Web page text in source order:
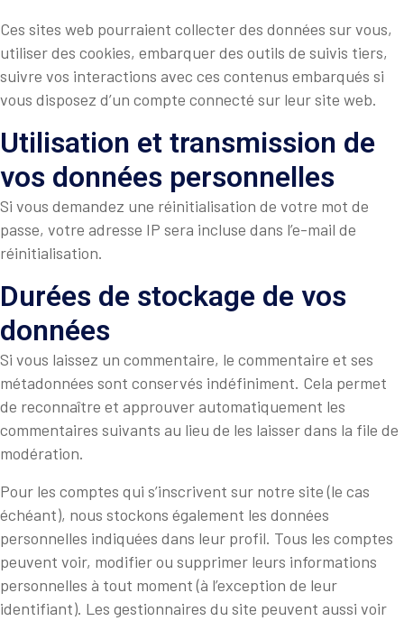
Ces sites web pourraient collecter des données sur vous,
utiliser des cookies, embarquer des outils de suivis tiers,
suivre vos interactions avec ces contenus embarqués si
vous disposez d’un compte connecté sur leur site web.
Utilisation et transmission de
vos données personnelles
Si vous demandez une réinitialisation de votre mot de
passe, votre adresse IP sera incluse dans l’e-mail de
réinitialisation.
Durées de stockage de vos
données
Si vous laissez un commentaire, le commentaire et ses
métadonnées sont conservés indéfiniment. Cela permet
de reconnaître et approuver automatiquement les
commentaires suivants au lieu de les laisser dans la file de
modération.
Pour les comptes qui s’inscrivent sur notre site (le cas
échéant), nous stockons également les données
personnelles indiquées dans leur profil. Tous les comptes
peuvent voir, modifier ou supprimer leurs informations
personnelles à tout moment (à l’exception de leur
identifiant). Les gestionnaires du site peuvent aussi voir